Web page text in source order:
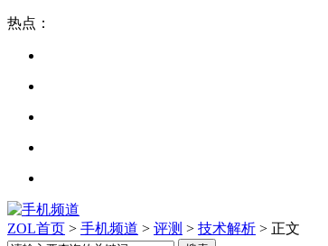
热点：
ZOL首页 > 手机频道 > 评测 > 技术解析 > 正文